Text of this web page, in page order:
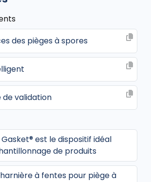
des pièges à spores
de validation
est le dispositif idéal
de produits
à fentes pour piège à